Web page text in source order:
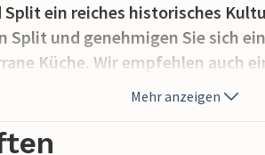
ein reiches historisches
Split und genehmigen Sie sich
Küche. Wir empfehlen auch
ist. Machen SieMehr anzeigen